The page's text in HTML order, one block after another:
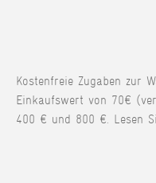
Kostenfreie Zugaben zur
Einkaufswert von 70€
400 € und 800 €. Lesen